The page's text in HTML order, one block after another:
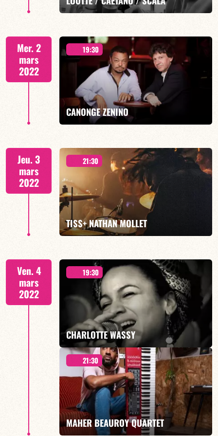
présente TORINO TRIO
EN SAVOIR PLUS
Mer. 2
mars
2022
19:30
CANONGE ZENINO
EN SAVOIR PLUS
Jeu. 3
mars
2022
21:30
TISS+ NATHAN MOLLET
EN SAVOIR PLUS
Ven. 4
mars
2022
19:30
CHARLOTTE WASSY
EN SAVOIR PLUS
21:30
MAHER BEAUROY QUARTET